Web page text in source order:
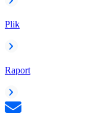
Plik
Raport